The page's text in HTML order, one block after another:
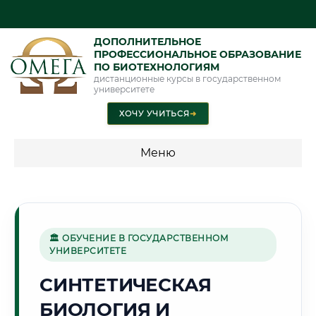
ДОПОЛНИТЕЛЬНОЕ
ПРОФЕССИОНАЛЬНОЕ ОБРАЗОВАНИЕ
ПО БИОТЕХНОЛОГИЯМ
дистанционные курсы в государственном
университете
ХОЧУ УЧИТЬСЯ➜
Меню
🛢️
Г. СУРГУТ
🏛 ОБУЧЕНИЕ В ГОСУДАРСТВЕННОМ
УНИВЕРСИТЕТЕ
СИНТЕТИЧЕСКАЯ
БИОЛОГИЯ И